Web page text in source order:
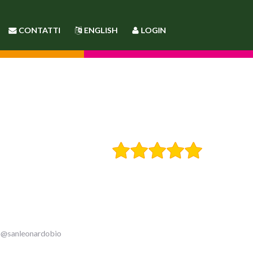
CONTATTI ENGLISH LOGIN